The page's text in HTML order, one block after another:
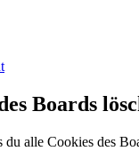
Boards
du alle Cookies des